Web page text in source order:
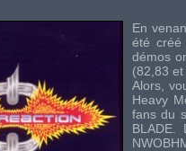
En
été créé
démos
(82,83
Alors,
Heavy
fans du
BLADE.